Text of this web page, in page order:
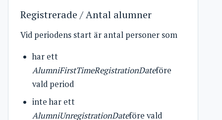
Registrerade / Antal alumner
Vid periodens start är antal personer som
har ett
AlumniFirstTimeRegistrationDateföre
vald period
inte har ett
AlumniUnregistrationDateföre vald